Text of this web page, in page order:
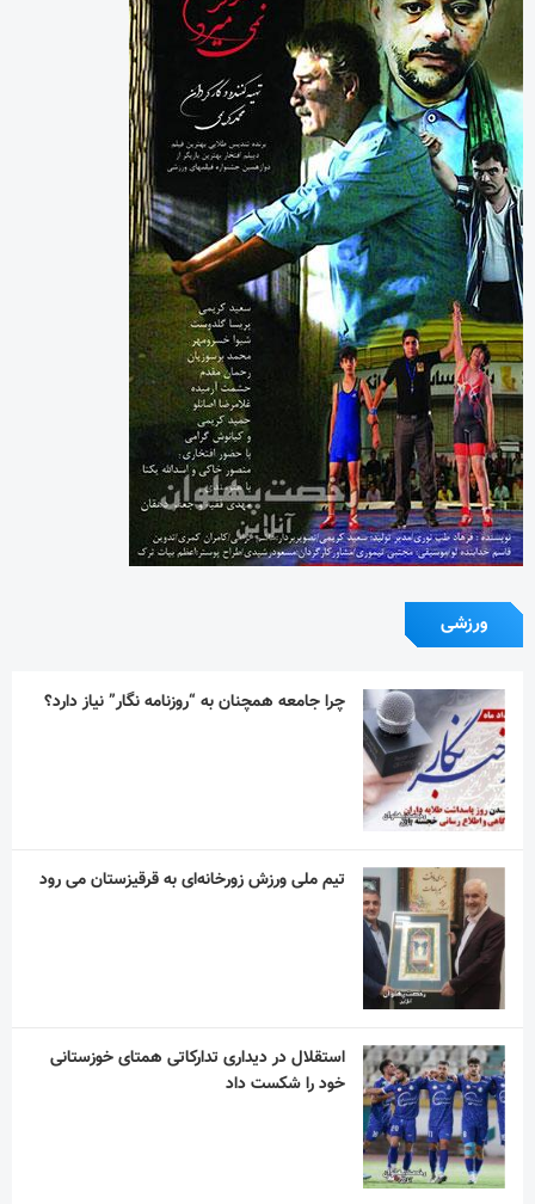
ورزشی
چرا جامعه همچنان به “روزنامه نگار” نیاز دارد؟
تیم ملی ورزش زورخانه‌ای به قرقیزستان می رود
استقلال در دیداری تدارکاتی همتای خوزستانی
خود را شکست داد